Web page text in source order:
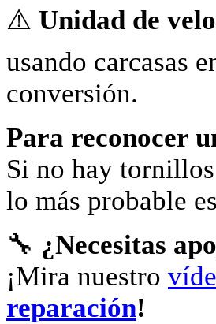
⚠️ Unidad de
usando carcasas
conversión.
Para reconocer
Si no hay
lo más probable
🔧 ¿Necesitas
¡Mira nuestro
reparación!